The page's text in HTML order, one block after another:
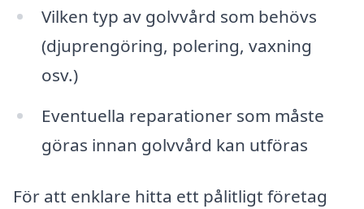
Vilken typ av golvvård som behövs
(djuprengöring, polering, vaxning
osv.)
Eventuella reparationer som måste
göras innan golvvård kan utföras
För att enklare hitta ett pålitligt företag